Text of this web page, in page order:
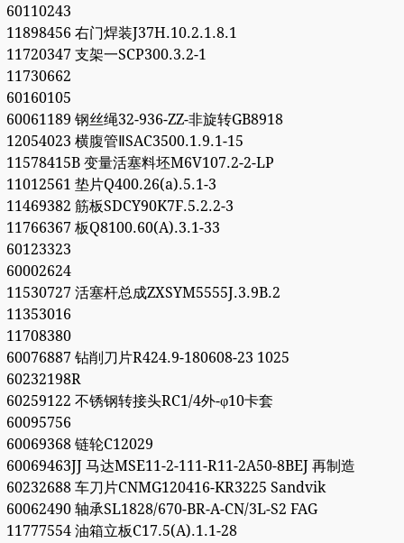
60110243
11898456 右门焊装J37H.10.2.1.8.1
11720347 支架一SCP300.3.2-1
11730662
60160105
60061189 钢丝绳32-936-ZZ-非旋转GB8918
12054023 横腹管ⅡSAC3500.1.9.1-15
11578415B 变量活塞料坯M6V107.2-2-LP
11012561 垫片Q400.26(a).5.1-3
11469382 筋板SDCY90K7F.5.2.2-3
11766367 板Q8100.60(A).3.1-33
60123323
60002624
11530727 活塞杆总成ZXSYM5555J.3.9B.2
11353016
11708380
60076887 钻削刀片R424.9-180608-23 1025
60232198R
60259122 不锈钢转接头RC1/4外-φ10卡套
60095756
60069368 链轮C12029
60069463JJ 马达MSE11-2-111-R11-2A50-8BEJ 再制造
60232688 车刀片CNMG120416-KR3225 Sandvik
60062490 轴承SL1828/670-BR-A-CN/3L-S2 FAG
11777554 油箱立板C17.5(A).1.1-28